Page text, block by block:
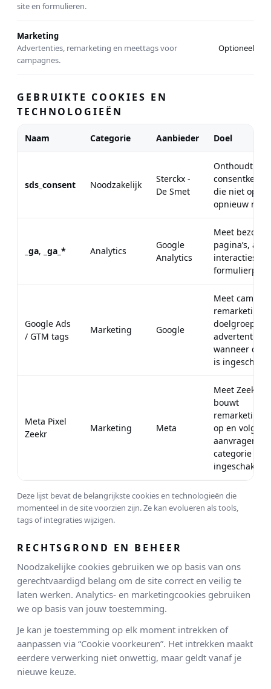
site en formulieren.
Marketing
Advertenties, remarketing en meettags voor
campagnes.
Optioneel
GEBRUIKTE COOKIES EN
TECHNOLOGIEËN
Naam Categorie Aanbieder Doel
sds_consent Noodzakelijk
Sterckx -
De Smet
Onthoudt je
die niet op
opnieuw
_ga, _ga_* Analytics
Google
Analytics
Meet
pagina’s,
interacties en
Google Ads
/ GTM tags
Marketing Google
Meet
remarketing-
doelgroepen
wanneer
is
Meta Pixel
Zeekr
Marketing Meta
Meet Zeekr-
bouwt
op en volgt
aanvragen
categorie
ingeschakeld.
Deze lijst bevat de belangrijkste cookies en technologieën die
momenteel in de site voorzien zijn. Ze kan evolueren als tools,
tags of integraties wijzigen.
RECHTSGROND EN BEHEER
Noodzakelijke cookies gebruiken we op basis van ons
gerechtvaardigd belang om de site correct en veilig te
laten werken. Analytics- en marketingcookies gebruiken
we op basis van jouw toestemming.
Je kan je toestemming op elk moment intrekken of
aanpassen via “Cookie voorkeuren”. Het intrekken maakt
eerdere verwerking niet onwettig, maar geldt vanaf je
nieuwe keuze.